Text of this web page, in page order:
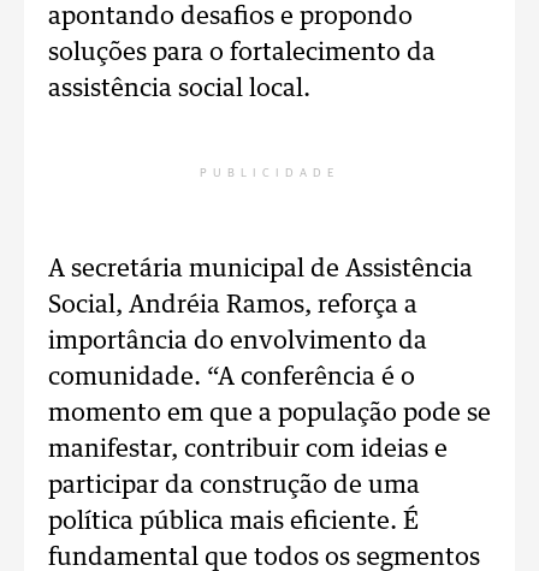
apontando desafios e propondo
soluções para o fortalecimento da
assistência social local.
PUBLICIDADE
A secretária municipal de Assistência
Social, Andréia Ramos, reforça a
importância do envolvimento da
comunidade. “A conferência é o
momento em que a população pode se
manifestar, contribuir com ideias e
participar da construção de uma
política pública mais eficiente. É
fundamental que todos os segmentos